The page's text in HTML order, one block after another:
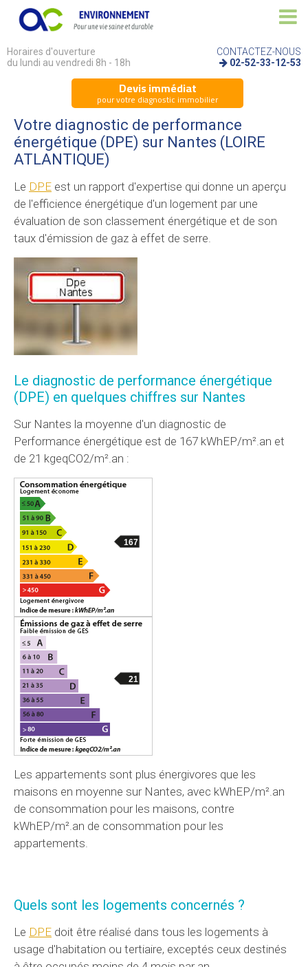
Horaires d'ouverture
du lundi au vendredi 8h - 18h
CONTACTEZ-NOUS
02-52-33-12-53
Devis immédiat
pour votre diagnostic immobilier
Votre diagnostic de performance
énergétique (DPE) sur Nantes (LOIRE
ATLANTIQUE)
Le DPE est un rapport d'expertise qui donne un aperçu
de l'efficience énergétique d'un logement par une
évaluation de son classement énergétique et de son
taux d'émission de gaz à effet de serre.
Le diagnostic de performance énergétique
(DPE) en quelques chiffres sur Nantes
Sur Nantes la moyenne d'un diagnostic de
Performance énergétique est de 167 kWhEP/m².an et
de 21 kgeqCO2/m².an :
167
21
Les appartements sont plus énergivores que les
maisons en moyenne sur Nantes, avec kWhEP/m².an
de consommation pour les maisons, contre
kWhEP/m².an de consommation pour les
appartements.
Quels sont les logements concernés ?
Le DPE doit être réalisé dans tous les logements à
usage d'habitation ou tertiaire, exceptés ceux destinés